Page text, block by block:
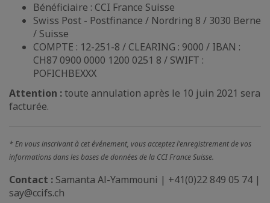
Bénéficiaire : CCI France Suisse
Swiss Post - Postfinance / Nordring 8 / 3030 Berne
/ Suisse
COMPTE : 12-251-8 / CLEARING : 9000 / IBAN :
CH87 0900 0000 1200 0251 8 / SWIFT :
POFICHBEXXX
Attention :toute annulation après le 10 juin 2021 sera
facturée.
* En vous inscrivant à cet événement, vous acceptez l'enregistrement de vos
informations dans les bases de données de la CCI France Suisse.
Contact : Samanta Al-Yammouni | +41(0)22 849 05 74 |
say@ccifs.ch